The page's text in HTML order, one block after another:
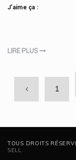
J’aime ça :
LIRE PLUS
1
TOUS DROITS
SELL